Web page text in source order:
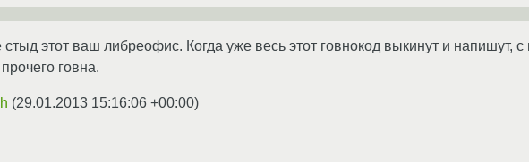
стыд этот ваш либреофис. Когда уже весь этот говнокод выкинут и
говна.
(29.01.2013 15:16:06 +00:00)